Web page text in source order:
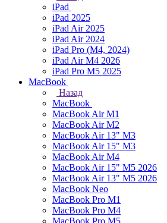
iPad
iPad 2025
iPad Air 2025
iPad Air 2024
iPad Pro (M4, 2024)
iPad Air M4 2026
iPad Pro M5 2025
MacBook
Назад
MacBook
MacBook Air M1
MacBook Air M2
MacBook Air 13" M3
MacBook Air 15" M3
MacBook Air M4
MacBook Air 15" М5 2026
MacBook Air 13" М5 2026
MacBook Neo
MacBook Pro M1
MacBook Pro M4
MacBook Pro M5